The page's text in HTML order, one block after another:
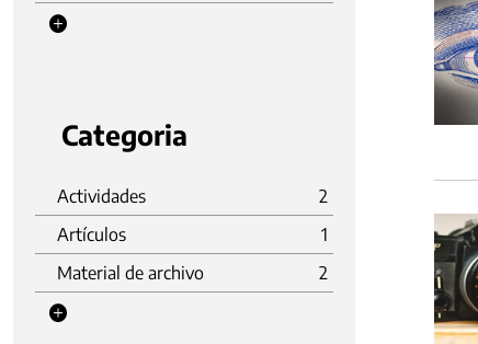
Categoria
Actividades
2
Artículos
1
Material de archivo
2